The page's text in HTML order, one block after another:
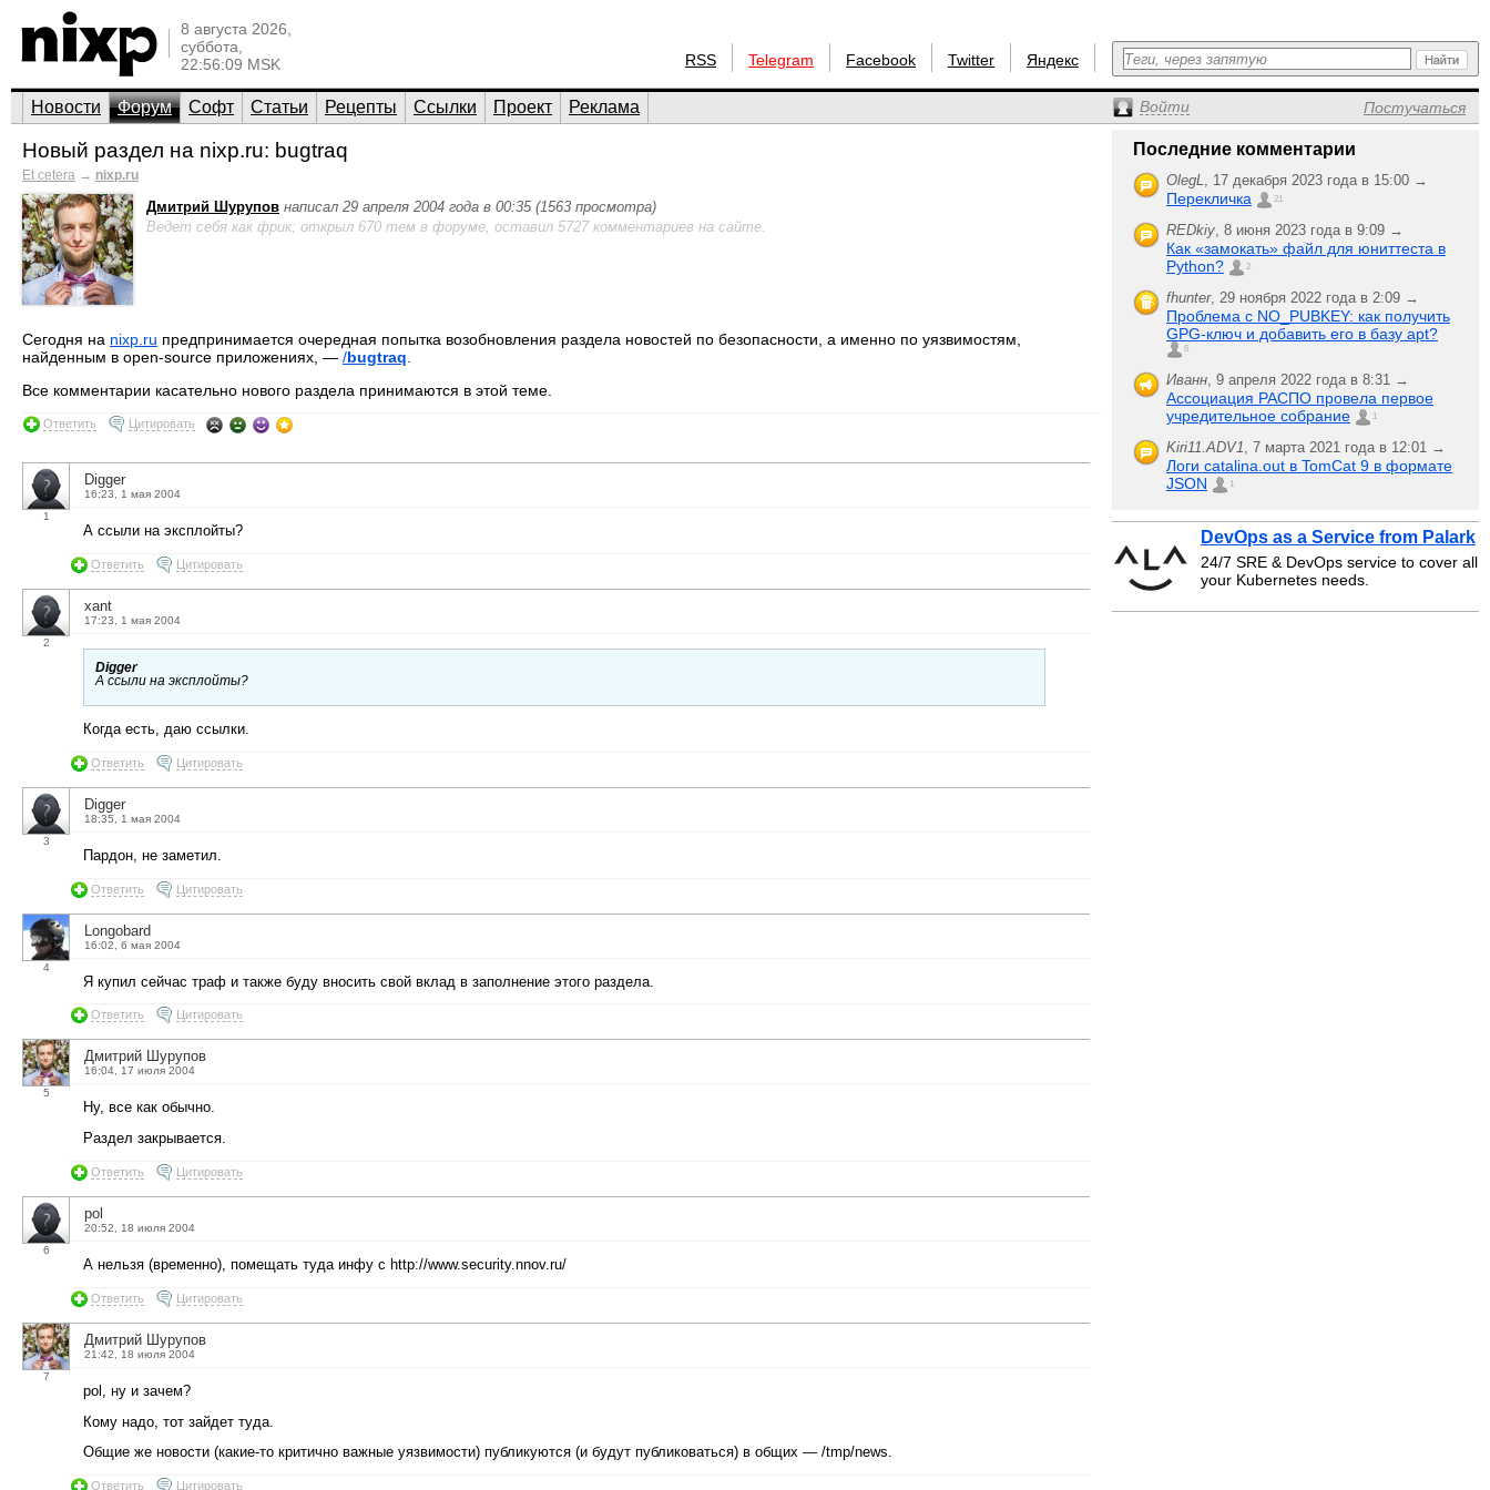
8 августа 2026,
суббота,
22:56:09 MSK
RSS Telegram Facebook Twitter Яндекс
Новости Форум Софт Статьи Рецепты Ссылки Проект Реклама Войти Постучаться
Новый раздел на nixp.ru: bugtraq
Et cetera → nixp.ru
Дмитрий Шурупов написал 29 апреля 2004 года в 00:35 (1563 просмотра)
Ведет себя как фрик; открыл 670 тем в форуме, оставил 5727 комментариев на сайте.
Сегодня на nixp.ru предпринимается очередная попытка возобновления раздела новостей по безопасности, а именно по уязвимостям,
найденным в open-source приложениях, — /bugtraq
Все комментарии касательно нового раздела принимаются в этой теме.
Ответить Цитировать
1
Digger
16:23, 1 мая 2004
А ссыли на эксплойты?
Ответить Цитировать
2
xant
17:23, 1 мая 2004
Digger
А ссыли на эксплойты?
Когда есть, даю ссылки.
Ответить Цитировать
3
Digger
18:35, 1 мая 2004
Пардон, не заметил.
Ответить Цитировать
4
Longobard
16:02, 6 мая 2004
Я купил сейчас траф и также буду вносить свой вклад в заполнение этого раздела.
Ответить Цитировать
5
Дмитрий Шурупов
16:04, 17 июля 2004
Ну, все как обычно.
Раздел закрывается.
Ответить Цитировать
6
pol
20:52, 18 июля 2004
А нельзя (временно), помещать туда инфу с http://www.security.nnov.ru/
Ответить Цитировать
7
Дмитрий Шурупов
21:42, 18 июля 2004
pol, ну и зачем?
Кому надо, тот зайдет туда.
Общие же новости (какие-то критично важные уязвимости) публикуются (и будут публиковаться) в общих — /tmp/news.
Ответить Цитировать
Последние комментарии
OlegL, 17 декабря 2023 года в 15:00 →
Перекличка 21
REDkiy, 8 июня 2023 года в 9:09 →
Как «замокать» файл для юниттеста в
Python?
2
fhunter, 29 ноября 2022 года в 2:09 →
Проблема с NO_PUBKEY: как получить
GPG-ключ и добавить его в базу apt?
6
Иванн, 9 апреля 2022 года в 8:31 →
Ассоциация РАСПО провела первое
учредительное собрание
1
Kiri11.ADV1, 7 марта 2021 года в 12:01 →
Логи catalina.out в TomCat 9 в формате
JSON
1
DevOps as a Service from Palark
24/7 SRE & DevOps service to cover all
your Kubernetes needs.